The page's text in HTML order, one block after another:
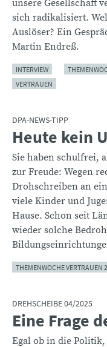
unsere Gesellschaft
sich radikalisiert.
Auslöser? Ein
Martin Endreß.
INTERVIEW
VERTRAUEN
DPA-NEWS-TIPP
:Heute kein
Sie haben schulfrei,
zur Freude: Wegen
Drohschreiben an
viele Kinder und
Hause. Schon seit
wieder solche
THEMENWOCHE VERTRAUEN
DREHSCHEIBE 04/2025
:Eine Frage
Egal ob in die